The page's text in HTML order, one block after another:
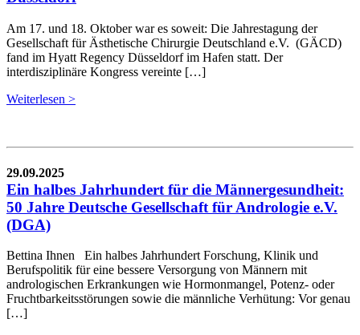
Am 17. und 18. Oktober war es soweit: Die Jahrestagung der
Gesellschaft für Ästhetische Chirurgie Deutschland e.V. (GÄCD)
fand im Hyatt Regency Düsseldorf im Hafen statt. Der
interdisziplinäre Kongress vereinte […]
Weiterlesen >
29.09.2025
Ein halbes Jahrhundert für die Männergesundheit:
50 Jahre Deutsche Gesellschaft für Andrologie e.V.
(DGA)
Bettina Ihnen Ein halbes Jahrhundert Forschung, Klinik und
Berufspolitik für eine bessere Versorgung von Männern mit
andrologischen Erkrankungen wie Hormonmangel, Potenz- oder
Fruchtbarkeitsstörungen sowie die männliche Verhütung: Vor genau
[…]